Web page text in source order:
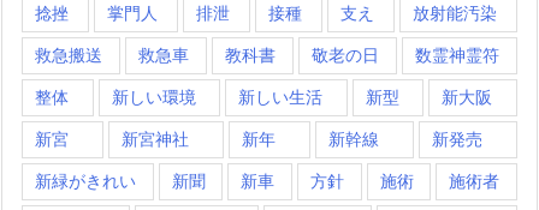
捻挫 掌門人 排泄 接種 支え 放射能汚染
救急搬送 救急車 教科書 敬老の日 数霊神霊符
整体 新しい環境 新しい生活 新型 新大阪
新宮 新宮神社 新年 新幹線 新発売
新緑がきれい 新聞 新車 方針 施術 施術者